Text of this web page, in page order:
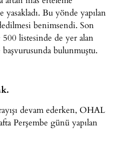
Bu yönde yapılan
benimsendi. Son
listesinde de yer alan
bulunmuştu.
devam ederken, OHAL
Perşembe günü yapılan